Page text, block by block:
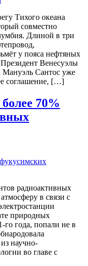
Тихого океана
совместно
Длиной в три
у пояса нефтяных
Венесуэлы
Мануэль Сантос уже
соглашение, […]
70%
радиоактивных
в связи с
природных
го года, попали не в
научно-
во главе с